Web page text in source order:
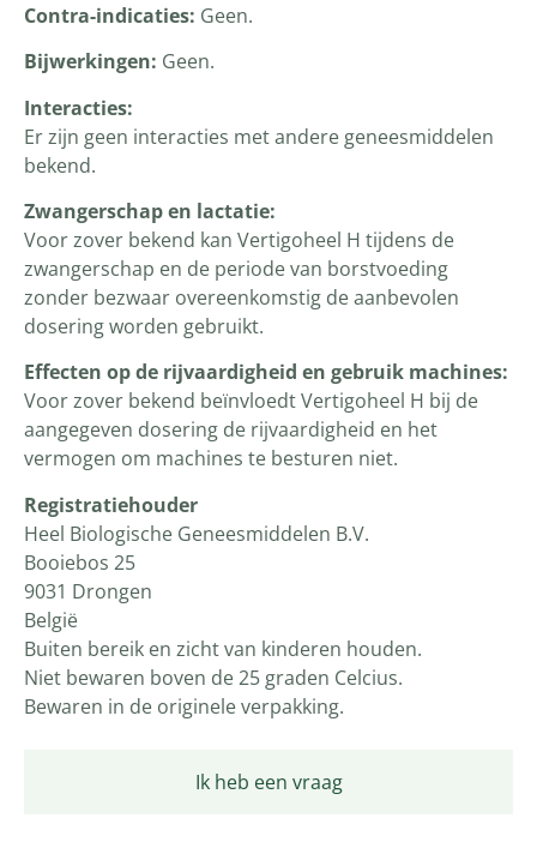
Ik heb een vraag
Contra-indicaties: Geen.
Bijwerkingen: Geen.
Interacties:
Er zijn geen interacties met andere geneesmiddelen
bekend.
Zwangerschap en lactatie:
Voor zover bekend kan Vertigoheel H tijdens de
zwangerschap en de periode van borstvoeding
zonder bezwaar overeenkomstig de aanbevolen
dosering worden gebruikt.
Effecten op de rijvaardigheid en gebruik machines:
Voor zover bekend beïnvloedt Vertigoheel H bij de
aangegeven dosering de rijvaardigheid en het
vermogen om machines te besturen niet.
Registratiehouder
Heel Biologische Geneesmiddelen B.V.
Booiebos 25
9031 Drongen
België
Buiten bereik en zicht van kinderen houden.
Niet bewaren boven de 25 graden Celcius.
Bewaren in de originele verpakking.